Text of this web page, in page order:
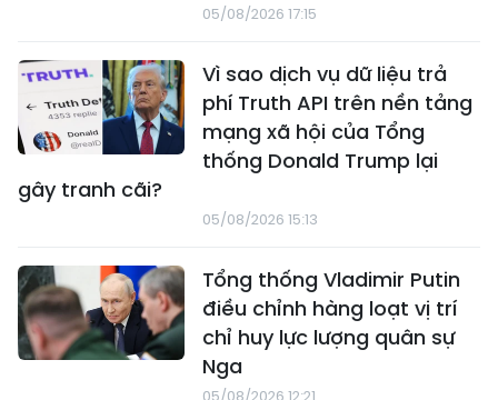
05/08/2026 17:15
Vì sao dịch vụ dữ liệu trả
phí Truth API trên nền tảng
mạng xã hội của Tổng
thống Donald Trump lại
gây tranh cãi?
05/08/2026 15:13
Tổng thống Vladimir Putin
điều chỉnh hàng loạt vị trí
chỉ huy lực lượng quân sự
Nga